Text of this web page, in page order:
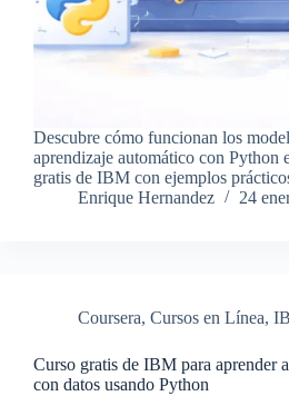
Descubre cómo funcionan los
aprendizaje automático con Python
gratis de IBM con ejemplos
Enrique Hernandez
24
Coursera, Cursos en Línea,
Curso gratis de IBM para aprender
con datos usando Python